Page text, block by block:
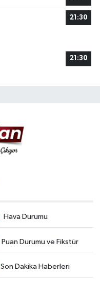
21:30
21:30
Hava Durumu
Puan Durumu ve Fikstür
Son Dakika Haberleri